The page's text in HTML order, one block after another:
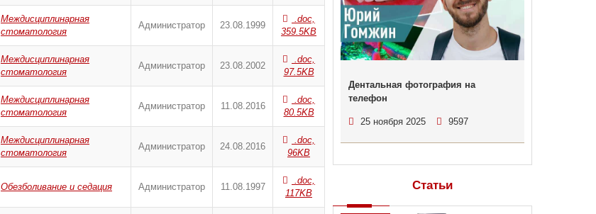
Междисциплинарная
стоматология
Администратор 23.08.1999
.doc,
359.5KB
Междисциплинарная
стоматология
Администратор 23.08.2002
.doc,
97.5KB
Междисциплинарная
стоматология
Администратор 11.08.2016
.doc,
80.5KB
Междисциплинарная
стоматология
Администратор 24.08.2016
.doc,
96KB
Обезболивание и седация Администратор 11.08.1997
.doc,
117KB
Дентальная фотография на
телефон
25 ноября 2025 9597
Статьи